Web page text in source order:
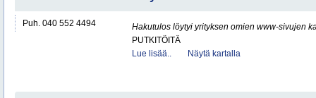
Puh. 040 552 4494
Hakutulos löytyi yrityksen omien www-sivujen
PUTKITÖITÄ
Lue lisää..
Näytä kartalla